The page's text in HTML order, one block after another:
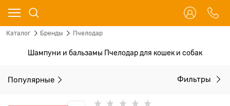
Каталог Бренды Пчелодар
Шампуни и бальзамы Пчелодар для кошек и собак
Популярные Фильтры